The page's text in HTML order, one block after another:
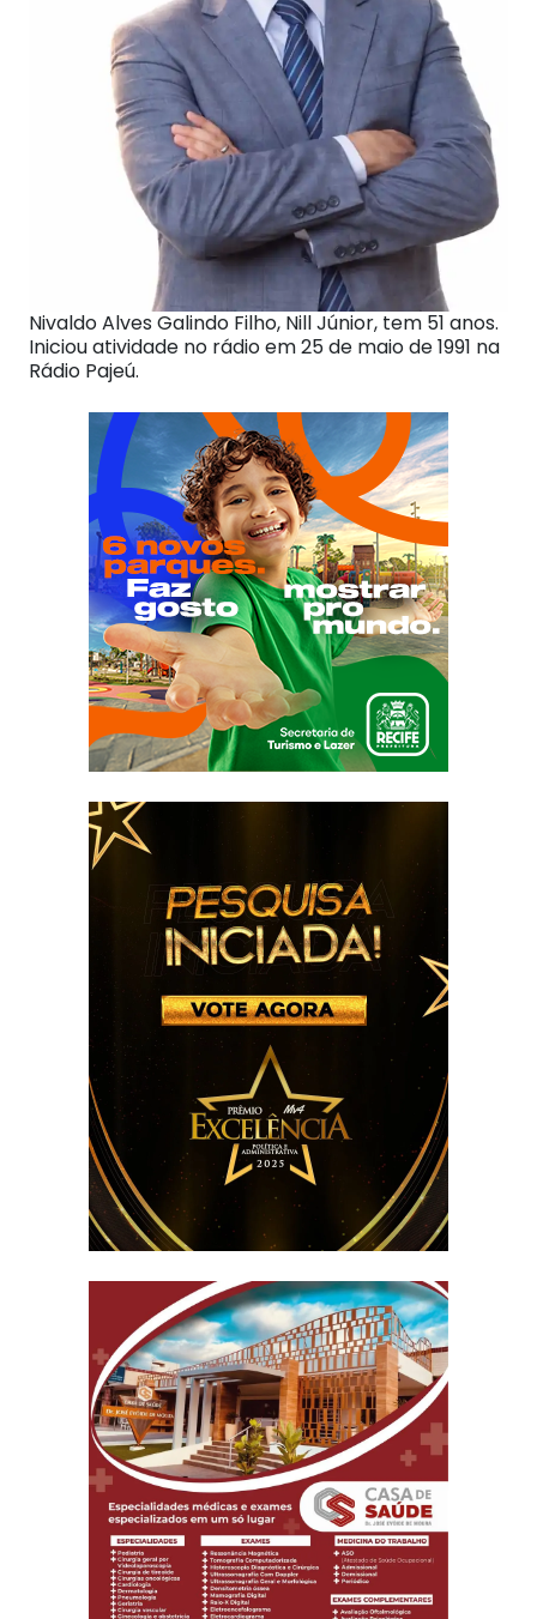
Nivaldo Alves Galindo Filho, Nill Júnior, tem 51 anos.
Iniciou atividade no rádio em 25 de maio de 1991 na
Rádio Pajeú.